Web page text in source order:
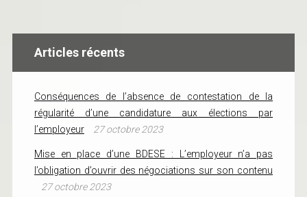
Articles récents
Conséquences de l’absence de contestation de la
régularité d’une candidature aux élections par
l’employeur
27 octobre 2023
Mise en place d’une BDESE : L’employeur n’a pas
l’obligation d’ouvrir des négociations sur son contenu
27 octobre 2023